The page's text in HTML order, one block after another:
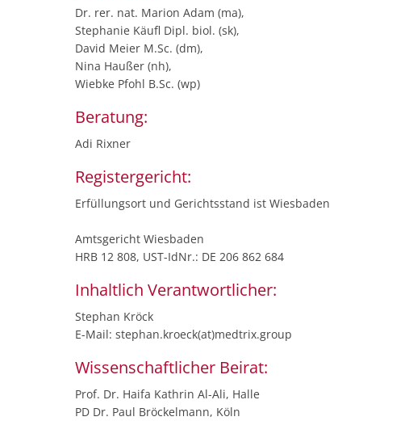
Dr. rer. nat. Marion Adam (ma),
Stephanie Käufl Dipl. biol. (sk),
David Meier M.Sc. (dm),
Nina Haußer (nh),
Wiebke Pfohl B.Sc. (wp)
Beratung:
Adi Rixner
Registergericht:
Erfüllungsort und Gerichtsstand ist Wiesbaden
Amtsgericht Wiesbaden
HRB 12 808, UST-IdNr.: DE 206 862 684
Inhaltlich Verantwortlicher:
Stephan Kröck
E-Mail: stephan.kroeck(at)medtrix.group
Wissenschaftlicher Beirat:
Prof. Dr. Haifa Kathrin Al-Ali, Halle
PD Dr. Paul Bröckelmann, Köln